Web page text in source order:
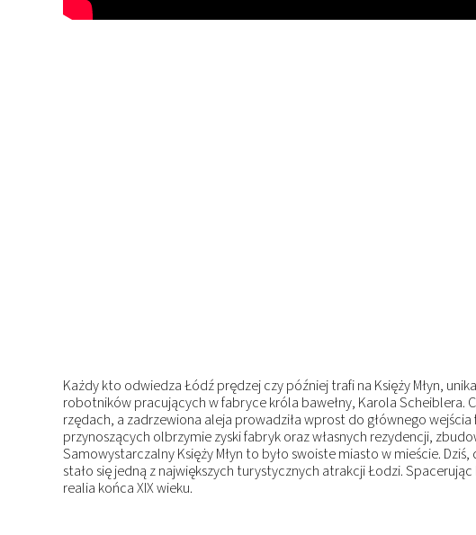
Każdy kto odwiedza Łódź prędzej czy później trafi na Księży Młyn,
robotników pracujących w fabryce króla bawełny, Karola Scheiblera.
rzędach, a zadrzewiona aleja prowadziła wprost do głównego
przynoszących olbrzymie zyski fabryk oraz własnych rezydencji,
Samowystarczalny Księży Młyn to było swoiste miasto w mieście.
stało się jedną z największych turystycznych atrakcji Łodzi.
realia końca XIX wieku.